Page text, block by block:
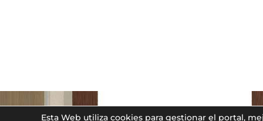
Esta Web utiliza cookies para gestionar el portal,